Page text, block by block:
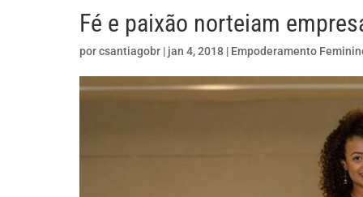
Fé e paixão norteiam
porcsantiagobr | jan 4, 2018 | Empoderamento